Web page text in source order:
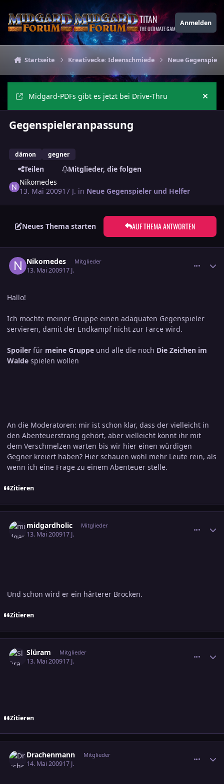
TITAN
THE ULTIMATE GAMING THEME
Anmelden
Startseite Kreativecke: Ideenschmiede Neue
Midgard-PDFs gibt es jetzt bei Drive-Thru
Gegenspieleranpassung
dämon gegner
Teilen
Mitglieder, die folgen
Nikomedes
13. Mai 200917 J. in Neue Gegenspieler und Helfer
Neues Thema starten AUF THEMA ANTWORTEN
Nikomedes Mitglieder
13. Mai 200917 J.
Hallo!
Ich möchte meiner Gruppe einen adäquaten Gegenspieler
servieren, damit der Endkampf nicht zur Farce wird.
Spoiler für meine Gruppe und alle die noch Die Zeichen im
Walde spielen wollen
An die Moderatoren: mir ist schon klar, dass der vielleicht in
den Abenteuerstrang gehört, aber vielleicht könnt ihr mit
dem Verschmelzen warten bis wir hier einen würdigen
Gegner kreiert haben? Hier schauen wohl mehr Leute rein, als
wenn ich eine Frage zu einem Abenteuer stelle.
Zitieren
midgardholic Mitglieder
13. Mai 200917 J.
Und schon wird er ein härterer Brocken.
Zitieren
Slüram Mitglieder
13. Mai 200917 J.
Zitieren
Drachenmann Mitglieder
14. Mai 200917 J.